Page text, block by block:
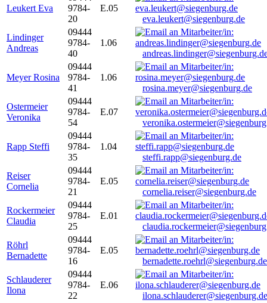
Leukert Eva
9784-
20
E.05
eva.leukert@siegenburg.de
Lindinger
Andreas
09444
9784-
40
1.06
Meyer Rosina
09444
9784-
41
1.06
rosina.meyer@siegenburg.de
Ostermeier
Veronika
09444
9784-
54
E.07
Rapp Steffi
09444
9784-
35
1.04
steffi.rapp@siegenburg.de
Reiser
Cornelia
09444
9784-
21
E.05
cornelia.reiser@siegenburg.de
Rockermeier
Claudia
09444
9784-
25
E.01
Röhrl
Bernadette
09444
9784-
16
E.05
bernadette.roehrl@siegenburg.de
Schlauderer
Ilona
09444
9784-
22
E.06
ilona.schlauderer@siegenburg.de